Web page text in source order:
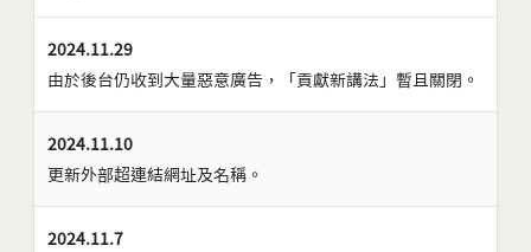
2024.11.29
由於後台仍收到大量惡意廣告，「貢獻新講法」暫且關閉。
2024.11.10
更新外部超連結網址及名稱。
2024.11.7